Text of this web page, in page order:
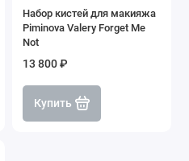
Набор кистей для макияжа
Piminova Valery Forget Me
Not
13 800 ₽
Купить